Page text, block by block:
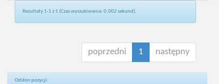
Rezultaty 1-1 z 1 (Czas wyszukiwania: 0.002 sekund).
poprzedni 1 następny
Odsłon pozycji: